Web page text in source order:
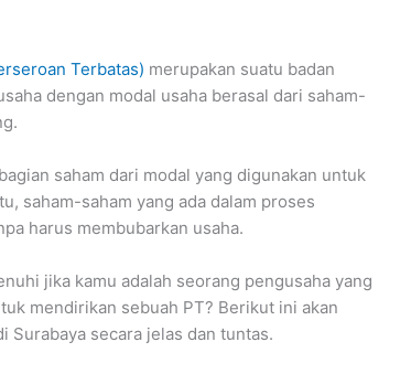
Terbatas) merupakan suatu badan
dengan modal usaha berasal dari saham-
saham dari modal yang digunakan untuk
saham-saham yang ada dalam proses
harus membubarkan usaha.
jika kamu adalah seorang pengusaha yang
mendirikan sebuah PT? Berikut ini akan
Surabaya secara jelas dan tuntas.